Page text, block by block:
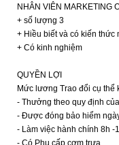
NHÂN VIÊN MARKETING
+ số lượng 3
+ Hiều biết và có kiến thức
+ Có kinh nghiệm
QUYỀN LỢI
Mức lương Trao đổi cụ thể
- Thưởng theo quy định
- Được đóng bảo hiểm
- Làm việc hành chính 8h -